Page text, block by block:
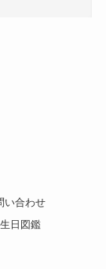
い合わせ
日図鑑